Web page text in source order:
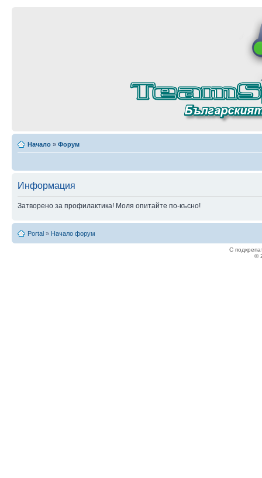
Начало » Форум
Информация
Затворено за профилактика! Моля опитайте по-късно!
Portal » Начало форум
С
©